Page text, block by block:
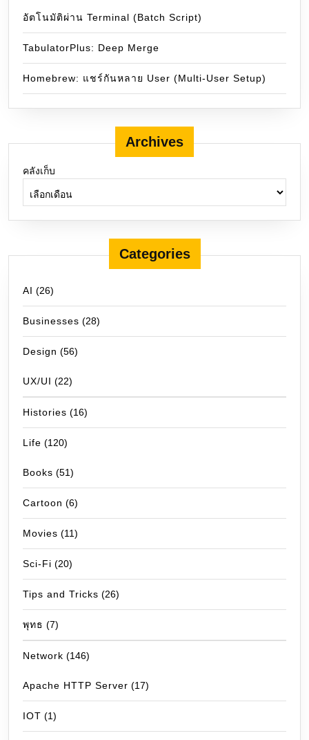
อัตโนมัติผ่าน Terminal (Batch Script)
TabulatorPlus: Deep Merge
Homebrew: แชร์กันหลาย User (Multi-User Setup)
Archives
คลังเก็บ
Categories
AI (26)
Businesses (28)
Design (56)
UX/UI (22)
Histories (16)
Life (120)
Books (51)
Cartoon (6)
Movies (11)
Sci-Fi (20)
Tips and Tricks (26)
พุทธ (7)
Network (146)
Apache HTTP Server (17)
IOT (1)